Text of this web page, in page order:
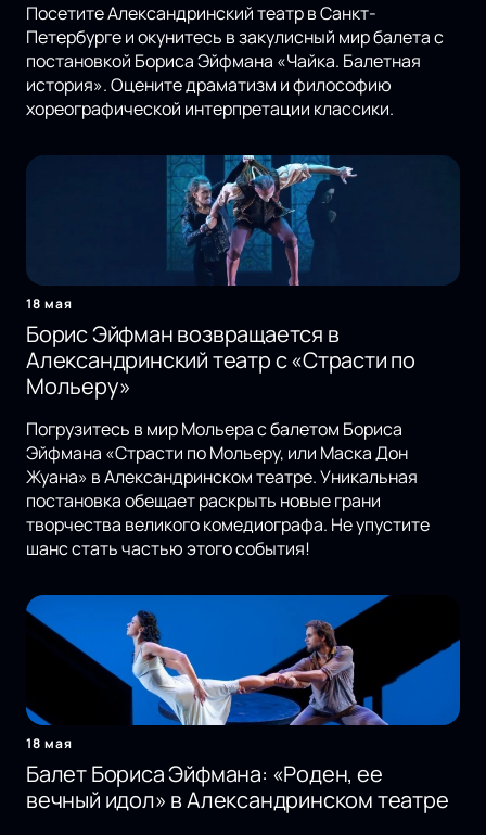
Посетите Александринский театр в Санкт-
Петербурге и окунитесь в закулисный мир балета с
постановкой Бориса Эйфмана «Чайка. Балетная
история». Оцените драматизм и философию
хореографической интерпретации классики.
18 мая
Борис Эйфман возвращается в
Александринский театр с «Страсти по
Мольеру»
Погрузитесь в мир Мольера с балетом Бориса
Эйфмана «Страсти по Мольеру, или Маска Дон
Жуана» в Александринском театре. Уникальная
постановка обещает раскрыть новые грани
творчества великого комедиографа. Не упустите
шанс стать частью этого события!
18 мая
Балет Бориса Эйфмана: «Роден, ее
вечный идол» в Александринском театре